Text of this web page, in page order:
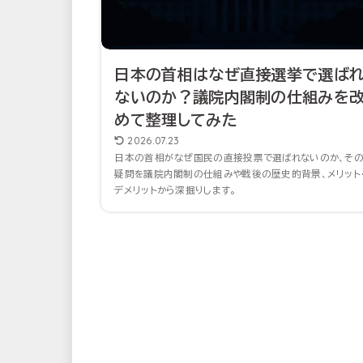
日本の首相はなぜ直接選挙で選ばれ
ないのか？議院内閣制の仕組みを
めて整理してみた
2026.07.23
日本の首相がなぜ国民の直接投票で選ばれないのか、その
疑問を議院内閣制の仕組みや戦後の歴史的背景、メリット・
デメリットから深掘りします。